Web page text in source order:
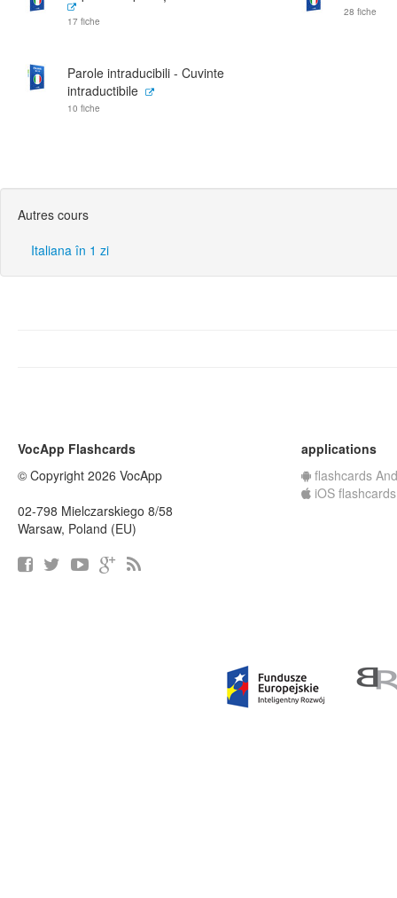
17 fiche
28 fiche
Parole intraducibili - Cuvinte
intraductibile
10 fiche
Autres cours
Italiana în 1 zi
VocApp Flashcards
© Copyright 2026 VocApp
02-798 Mielczarskiego 8/58
Warsaw, Poland (EU)
applications
flashcards
iOS flashcards